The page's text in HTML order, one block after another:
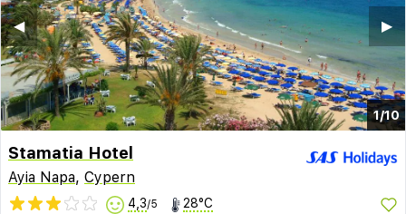
1/10
▶︎
◀︎
Stamatia Hotel
Ayia Napa, Cypern
4,3/5 28°C